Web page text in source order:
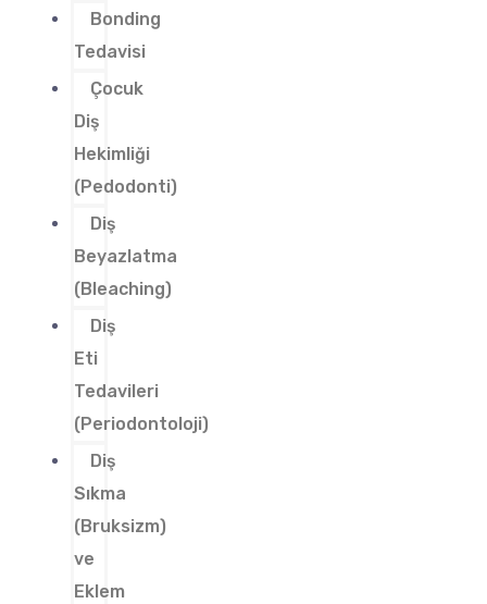
Bonding
Tedavisi
Çocuk
Diş
Hekimliği
(Pedodonti)
Diş
Beyazlatma
(Bleaching)
Diş
Eti
Tedavileri
(Periodontoloji)
Diş
Sıkma
(Bruksizm)
ve
Eklem